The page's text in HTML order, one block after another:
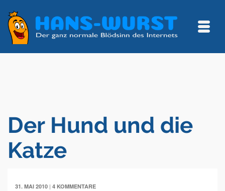
Der Hund und die
Katze
31. MAI 2010 | 4 KOMMENTARE